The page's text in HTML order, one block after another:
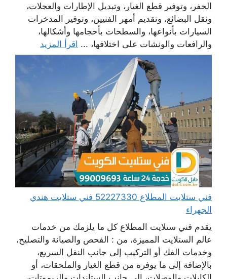
الحفر، وتوفير قطع الغيار، وتبديل الإطارات والعجلات،
ونقل البضائع، وتقديم أمهر الفنيين، وتوفير المدخرات
السيارات بأنواعها، والسطحات بأحجامها وأشكالها،
والرافعات والونشات على اختلافها، ... اقرأ المزيد
فني ستلايت المطلاع 52227330 فني ستلايت هندي
الجهراء
يقدم فني ستلايت المطلاع كل ما يلزمك من خدمات
عالم الستلايت المميزة، من : الفحص والصيانة والتصليح،
وخدمات الفك أو التركيب إلى جانب النقل السريع،
بالإضافة إلى ما يوفره من قطع الغيار والملحقات، أو